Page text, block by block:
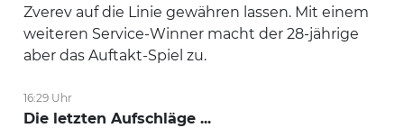
Zverev auf die Linie gewähren lassen. Mit einem
weiteren Service-Winner macht der 28-jährige
aber das Auftakt-Spiel zu.
16:29 Uhr
Die letzten Aufschläge ...